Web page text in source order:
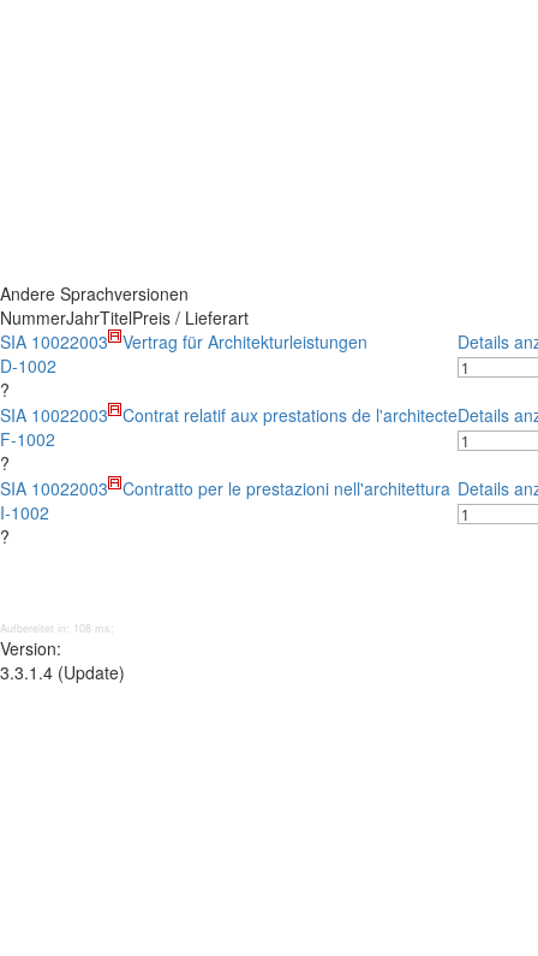
Andere Sprachversionen
NummerJahrTitelPreis / Lieferart
SIA 1002
D-1002
?
2003 Vertrag für Architekturleistungen Details
SIA 1002
F-1002
?
2003 Contrat relatif aux prestations de l'architecteDetails
SIA 1002
I-1002
?
2003 Contratto per le prestazioni nell'architettura Details
Aufbereitet in: 108 ms;
Version:
3.3.1.4 (Update)